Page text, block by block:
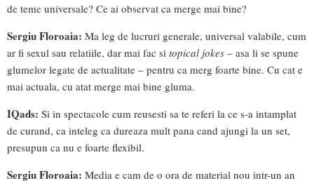
de teme universale? Ce ai observat ca merge mai bine?
Sergiu Floroaia: Ma leg de lucruri generale, universal valabile, cum
ar fi sexul sau relatiile, dar mai fac si topical jokes – asa li se spune
glumelor legate de actualitate – pentru ca merg foarte bine. Cu cat e
mai actuala, cu atat merge mai bine gluma.
IQads: Si in spectacole cum reusesti sa te referi la ce s-a intamplat
de curand, ca inteleg ca dureaza mult pana cand ajungi la un set,
presupun ca nu e foarte flexibil.
Sergiu Floroaia: Media e cam de o ora de material nou intr-un an